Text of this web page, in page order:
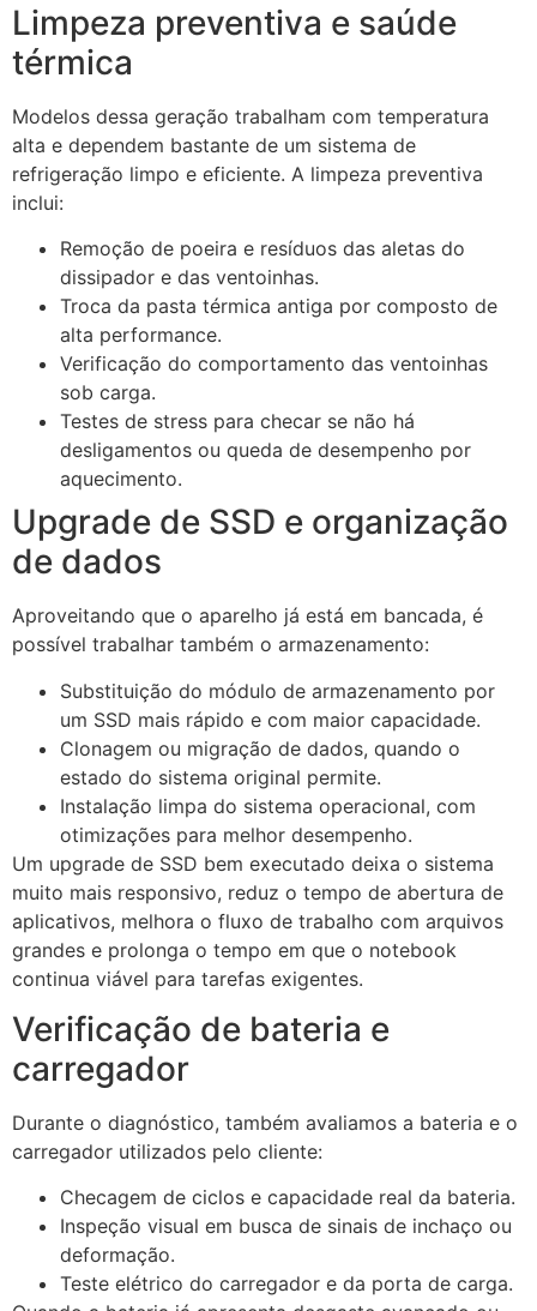
Limpeza preventiva e saúde
térmica
Modelos dessa geração trabalham com temperatura
alta e dependem bastante de um sistema de
refrigeração limpo e eficiente. A limpeza preventiva
inclui:
Remoção de poeira e resíduos das aletas do
dissipador e das ventoinhas.
Troca da pasta térmica antiga por composto de
alta performance.
Verificação do comportamento das ventoinhas
sob carga.
Testes de stress para checar se não há
desligamentos ou queda de desempenho por
aquecimento.
Upgrade de SSD e organização
de dados
Aproveitando que o aparelho já está em bancada, é
possível trabalhar também o armazenamento:
Substituição do módulo de armazenamento por
um SSD mais rápido e com maior capacidade.
Clonagem ou migração de dados, quando o
estado do sistema original permite.
Instalação limpa do sistema operacional, com
otimizações para melhor desempenho.
Um upgrade de SSD bem executado deixa o sistema
muito mais responsivo, reduz o tempo de abertura de
aplicativos, melhora o fluxo de trabalho com arquivos
grandes e prolonga o tempo em que o notebook
continua viável para tarefas exigentes.
Verificação de bateria e
carregador
Durante o diagnóstico, também avaliamos a bateria e o
carregador utilizados pelo cliente:
Checagem de ciclos e capacidade real da bateria.
Inspeção visual em busca de sinais de inchaço ou
deformação.
Teste elétrico do carregador e da porta de carga.